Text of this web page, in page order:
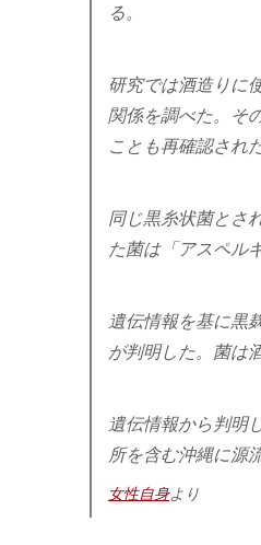
る。
研究では酒造りに
関係を調べた。そ
ことも再確認された
同じ黒糸状菌とさ
た菌は「アスペル
遺伝情報を基に黒
が判明した。菌は
遺伝情報から判明
所を含む沖縄に源
女性自身より